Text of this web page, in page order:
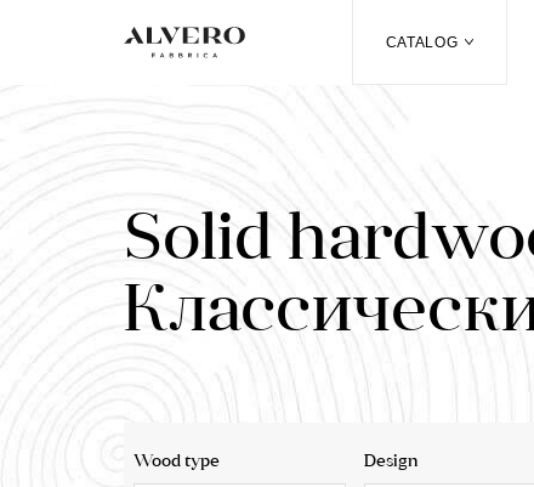
CATALOG
Solid
Wood type Design